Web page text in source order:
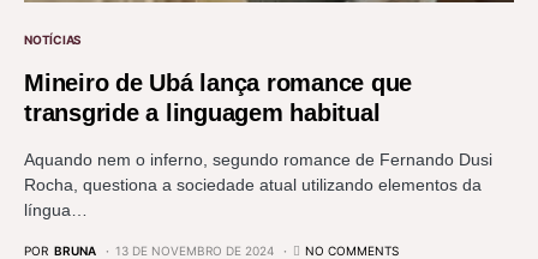
NOTÍCIAS
Mineiro de Ubá lança romance que
transgride a linguagem habitual
Aquando nem o inferno, segundo romance de Fernando Dusi
Rocha, questiona a sociedade atual utilizando elementos da
língua…
POR BRUNA 13 DE NOVEMBRO DE 2024 NO COMMENTS